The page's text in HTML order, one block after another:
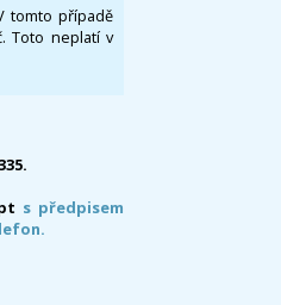
tomto případě
Toto neplatí v
s předpisem